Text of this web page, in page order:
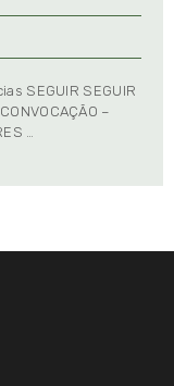
SEGUIR SEGUIR
–
…